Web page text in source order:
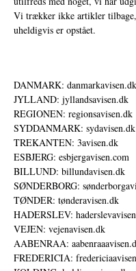
Vi trækker ikke artikler
uheldigvis er opstået.
DANMARK: danmarkavisen.dk
JYLLAND: jyllandsavisen.dk
REGIONEN: regionsavisen.dk
SYDDANMARK: sydavisen.dk
TREKANTEN: 3avisen.dk
ESBJERG: esbjergavisen.com
BILLUND: billundavisen.dk
SØNDERBORG:
TØNDER: tønderavisen.dk
HADERSLEV:
VEJEN: vejenavisen.dk
AABENRAA:
FREDERICIA: